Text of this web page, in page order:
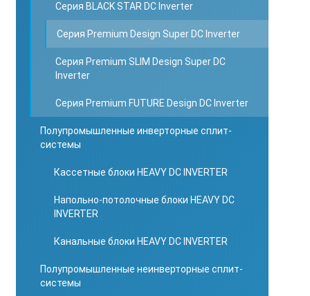
Серия BLACK STAR DC Inverter
Серия Premium Design Super DC Inverter
Серия Premium SLIM Design Super DC
Inverter
Серия Premium FUTURE Design DC Inverter
Полупромышленные инверторные сплит-
системы
Кассетные блоки HEAVY DC INVERTER
Напольно-потолочные блоки HEAVY DC
INVERTER
Канальные блоки HEAVY DC INVERTER
Полупромышленные неинверторные сплит-
системы